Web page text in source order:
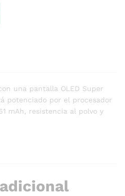
una pantalla OLED Super
potenciado por el procesador
mAh, resistencia al polvo y